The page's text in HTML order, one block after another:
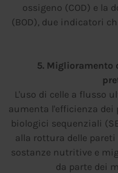
ossigeno (COD) e la
(BOD), due indicatori
5. Miglioramento
L'uso di celle a flusso
aumenta l'efficienza dei
biologici sequenziali
alla rottura delle
sostanze nutritive e
da parte dei